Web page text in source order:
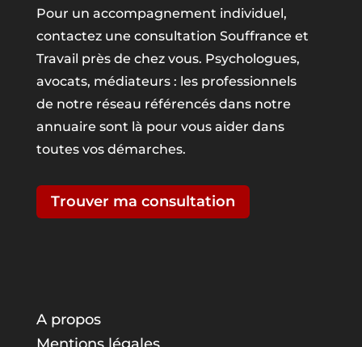
Pour un accompagnement individuel,
contactez une consultation Souffrance et
Travail près de chez vous. Psychologues,
avocats, médiateurs : les professionnels
de notre réseau référencés dans notre
annuaire sont là pour vous aider dans
toutes vos démarches.
Trouver ma consultation
A propos